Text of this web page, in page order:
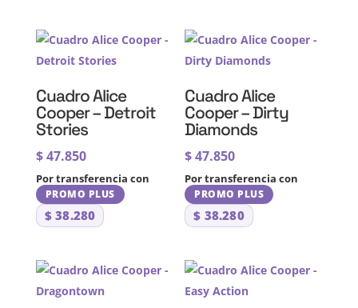
Cuadro Alice
Cooper – Detroit
Stories
$47.850
Por transferencia con
PROMO PLUS
$ 38.280
Cuadro Alice
Cooper – Dirty
Diamonds
$47.850
Por transferencia con
PROMO PLUS
$ 38.280